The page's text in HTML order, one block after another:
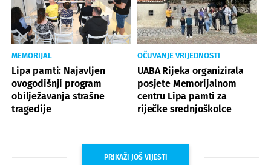
MEMORIJAL
Lipa pamti: Najavljen
ovogodišnji program
obilježavanja strašne
tragedije
OČUVANJE VRIJEDNOSTI
UABA Rijeka organizirala
posjete Memorijalnom
centru Lipa pamti za
riječke srednjoškolce
PRIKAŽI JOŠ VIJESTI